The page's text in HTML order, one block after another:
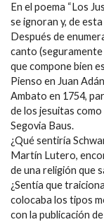
En el poema “Los
se ignoran y, de
Después de
canto (seguramente
que compone bien
Pienso en Juan
Ambato en 1754,
de los jesuitas
Segovia Baus.
¿Qué sentiría
Martín Lutero,
de una religión que
¿Sentía que
colocaba los tipos
con la publicación